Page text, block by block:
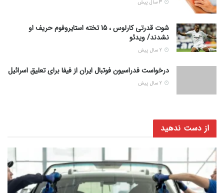
شوت قدرتی کارلوس ، 15 تخته استایروفوم حریف او
نشدند/ ویدئو
درخواست فدراسیون فوتبال ایران از فیفا برای تعلیق اسرائیل
از دست ندهید